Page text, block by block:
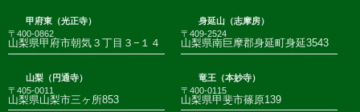
甲府東（光正寺）
〒400-0862
山梨県甲府市朝気３丁目３−１４
身延山（志摩房）
〒409-2524
山梨県南巨摩郡身延町身延3543
山梨（円通寺）
〒405-0011
山梨県山梨市三ヶ所853
竜王（本妙寺）
〒400-0115
山梨県甲斐市篠原139